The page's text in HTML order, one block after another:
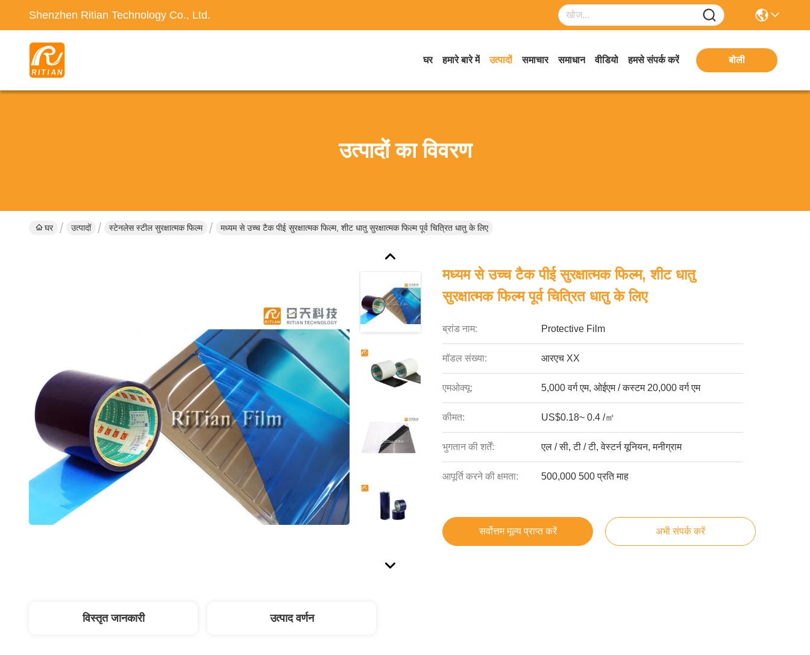
Shenzhen Ritian Technology Co., Ltd.
घर हमारे बारे में उत्पादों समाचार समाधान वीडियो हमसे संपर्क करें बोली
उत्पादों का विवरण
घर उत्पादों स्टेनलेस स्टील सुरक्षात्मक फिल्म मध्यम से उच्च टैक पीई सुरक्षात्मक फिल्म, शीट धातु सुरक्षात्मक फिल्म पूर्व चित्रित धातु के लिए
मध्यम से उच्च टैक पीई सुरक्षात्मक फिल्म, शीट धातु
सुरक्षात्मक फिल्म पूर्व चित्रित धातु के लिए
ब्रांड नाम: Protective Film
मॉडल संख्या: आरएच XX
एमओक्यू: 5,000 वर्ग एम, ओईएम / कस्टम 20,000 वर्ग एम
कीमत: US$0.18~ 0.4 /㎡
भुगतान की शर्तें: एल / सी, टी / टी, वेस्टर्न यूनियन, मनीग्राम
आपूर्ति करने की क्षमता: 500,000 500 प्रति माह
सर्वोत्तम मूल्य प्राप्त करें अभी संपर्क करें
विस्तृत जानकारी उत्पाद वर्णन